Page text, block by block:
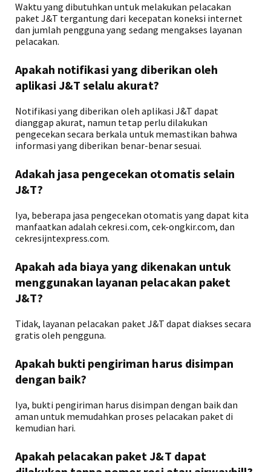
Waktu yang dibutuhkan untuk melakukan pelacakan
paket J&T tergantung dari kecepatan koneksi internet
dan jumlah pengguna yang sedang mengakses layanan
pelacakan.
Apakah notifikasi yang diberikan oleh
aplikasi J&T selalu akurat?
Notifikasi yang diberikan oleh aplikasi J&T dapat
dianggap akurat, namun tetap perlu dilakukan
pengecekan secara berkala untuk memastikan bahwa
informasi yang diberikan benar-benar sesuai.
Adakah jasa pengecekan otomatis selain
J&T?
Iya, beberapa jasa pengecekan otomatis yang dapat kita
manfaatkan adalah cekresi.com, cek-ongkir.com, dan
cekresijntexpress.com.
Apakah ada biaya yang dikenakan untuk
menggunakan layanan pelacakan paket
J&T?
Tidak, layanan pelacakan paket J&T dapat diakses secara
gratis oleh pengguna.
Apakah bukti pengiriman harus disimpan
dengan baik?
Iya, bukti pengiriman harus disimpan dengan baik dan
aman untuk memudahkan proses pelacakan paket di
kemudian hari.
Apakah pelacakan paket J&T dapat